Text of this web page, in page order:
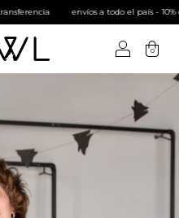
envíos a todo el país - 10% descuento
0